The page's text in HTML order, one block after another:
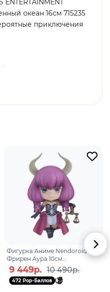
океан 16см 715235
приключения
является
в котором
преобразовывать
в "стенды", другая
- "хамон". Каждая часть
с разными
Фигурка Аниме Nendoroid
Фрирен Аура 10см
4580590202658
9 449р. 10 490р.
472 Pop-Баллов